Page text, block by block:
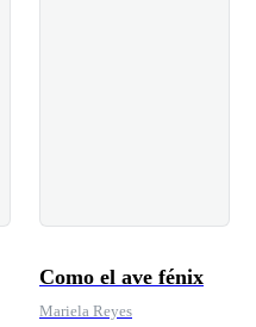
Como el ave fénix
Mariela Reyes